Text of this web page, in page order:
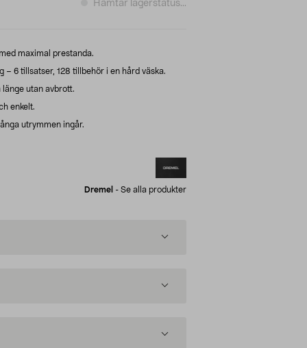
Hämtar lagerstatus...
maximal prestanda.
6 tillsatser, 128 tillbehör i en hård väska.
utan avbrott.
enkelt.
utrymmen ingår.
Dremel - Se alla produkter